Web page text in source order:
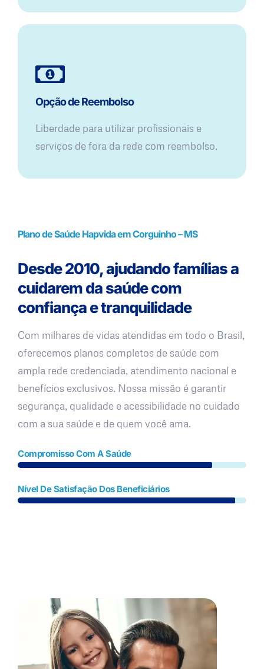
Opção de Reembolso
Liberdade para utilizar profissionais e
serviços de fora da rede com reembolso.
Plano de Saúde Hapvida em Corguinho – MS
Desde 2010, ajudando famílias a
cuidarem da saúde com
confiança e tranquilidade
Com milhares de vidas atendidas em todo o Brasil,
oferecemos planos completos de saúde com
ampla rede credenciada, atendimento nacional e
benefícios exclusivos. Nossa missão é garantir
segurança, qualidade e acessibilidade no cuidado
com a sua saúde e de quem você ama.
Compromisso Com A Saúde
Nível De Satisfação Dos Beneficiários